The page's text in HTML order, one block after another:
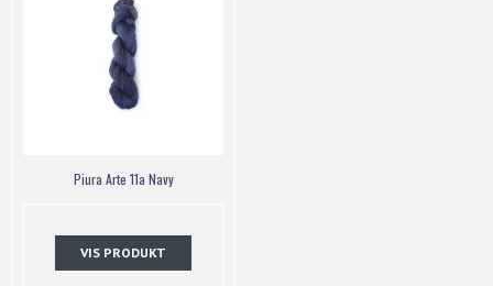
Piura Arte 11a Navy
VIS PRODUKT